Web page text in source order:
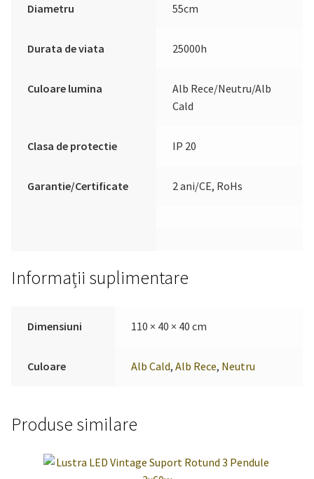
Diametru 55cm
Durata de viata 25000h
Culoare lumina
Alb Rece/Neutru/Alb
Cald
Clasa de protectie IP 20
Garantie/Certificate 2 ani/CE, RoHs
Informații suplimentare
Dimensiuni 110 × 40 × 40 cm
Culoare Alb Cald, Alb Rece, Neutru
Produse similare